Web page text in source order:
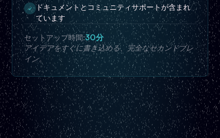
✓ ドキュメントとコミュニティサポートが含まれ
ています
セットアップ時間:30分
アイデアをすぐに書き込める、完全なセカンドブレ
イン。